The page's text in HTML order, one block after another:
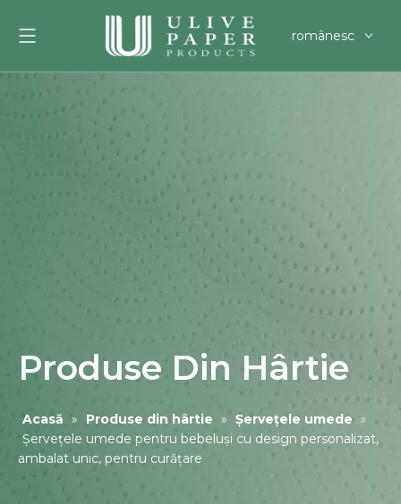
românesc
한국어
Filipino
svenska
Produse Din Hârtie
Acasă » Produse din hârtie » Șervețele umede »
Șervețele umede pentru bebeluși cu design personalizat,
ambalat unic, pentru curățare